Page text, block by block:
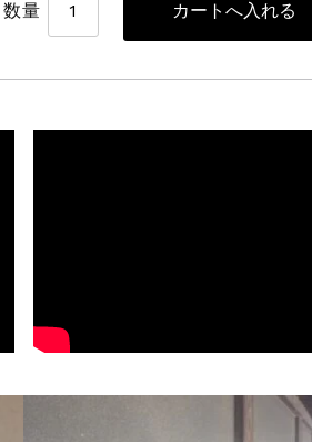
数量